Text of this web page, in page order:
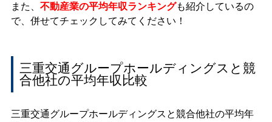
また、 不動産業の平均年収ランキングも紹介しているの
で、併せてチェックしてみてください！
三重交通グループホールディングスと競
合他社の平均年収比較
三重交通グループホールディングスと競合他社の平均年